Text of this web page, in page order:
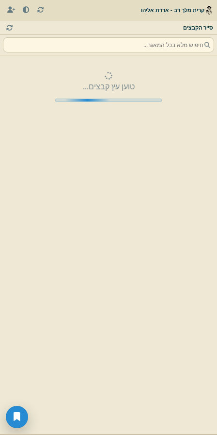
קרית מלך רב - אדרת אליהו
סייר הקבצים
טוען עץ קבצים...